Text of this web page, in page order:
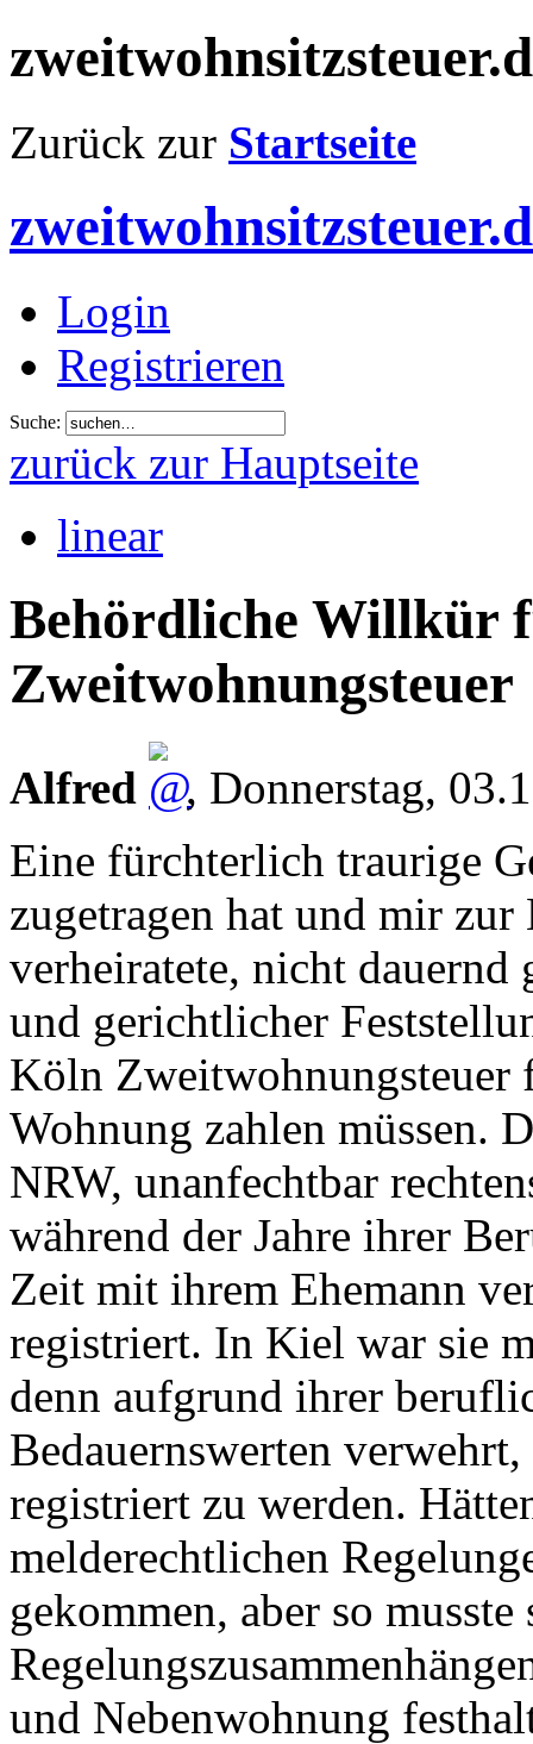
Zurück zur Startseite
Login
Registrieren
Suche:
zurück zur Hauptseite
linear
Behördliche Willkür
Zweitwohnungsteuer
Alfred , Donnerstag,
Eine fürchterlich traurige
zugetragen hat und mir
verheiratete, nicht dauernd
und gerichtlicher
Köln Zweitwohnungsteuer
Wohnung zahlen müssen.
NRW, unanfechtbar
während der Jahre ihrer
Zeit mit ihrem Ehemann
registriert. In Kiel war sie
denn aufgrund ihrer
Bedauernswerten
registriert zu werden.
melderechtlichen
gekommen, aber so
und Nebenwohnung